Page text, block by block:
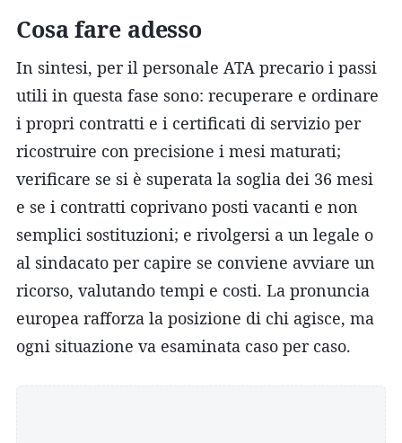
Cosa fare adesso
In sintesi, per il personale ATA precario i passi
utili in questa fase sono: recuperare e ordinare
i propri contratti e i certificati di servizio per
ricostruire con precisione i mesi maturati;
verificare se si è superata la soglia dei 36 mesi
e se i contratti coprivano posti vacanti e non
semplici sostituzioni; e rivolgersi a un legale o
al sindacato per capire se conviene avviare un
ricorso, valutando tempi e costi. La pronuncia
europea rafforza la posizione di chi agisce, ma
ogni situazione va esaminata caso per caso.